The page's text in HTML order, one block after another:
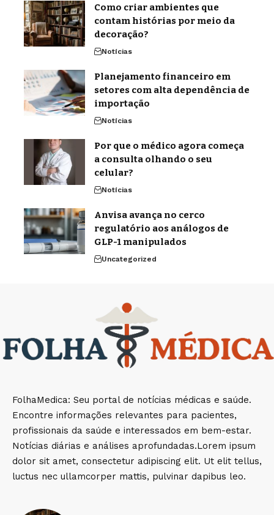
Como criar ambientes que
contam histórias por meio da
decoração?
Notícias
Planejamento financeiro em
setores com alta dependência de
importação
Notícias
Por que o médico agora começa
a consulta olhando o seu
celular?
Notícias
Anvisa avança no cerco
regulatório aos análogos de
GLP-1 manipulados
Uncategorized
FolhaMedica: Seu portal de notícias médicas e saúde.
Encontre informações relevantes para pacientes,
profissionais da saúde e interessados em bem-estar.
Notícias diárias e análises aprofundadas.Lorem ipsum
dolor sit amet, consectetur adipiscing elit. Ut elit tellus,
luctus nec ullamcorper mattis, pulvinar dapibus leo.